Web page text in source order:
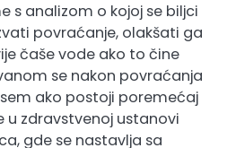
s analizom o kojoj se biljci
povraćanje, olakšati ga
čaše vode ako to čine
se nakon povraćanja
ako postoji poremećaj
u zdravstvenoj ustanovi
gde se nastavlja sa